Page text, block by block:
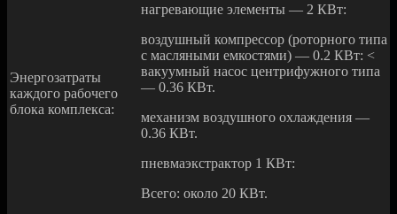
Энергозатраты
каждого рабочего
блока комплекса:
нагревающие элементы — 2 КВт:
воздушный компрессор (роторного типа
с масляными емкостями) — 0.2 КВт: <
вакуумный насос центрифужного типа
— 0.36 КВт.
механизм воздушного охлаждения —
0.36 КВт.
пневмаэкстрактор 1 КВт:
Всего: около 20 КВт.